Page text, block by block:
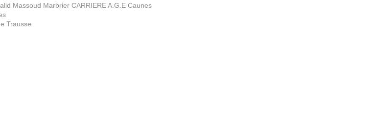
Massoud Marbrier CARRIERE A.G.E Caunes
Trausse